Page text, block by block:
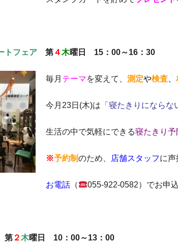
トフェア 第４木曜日 15：00～16：30
毎月 テーマを変えて、 測定や検査
今月23日(木)は 「寝たきりにならな
生活の中で気軽にできる寝たきり
※予約制のため、 店舗スタッフに声
お電話 （ 055-922-0582）でお申
第 ２木曜日 10：00～13：00